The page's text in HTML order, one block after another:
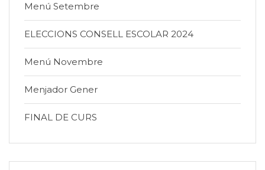
Menú Setembre
ELECCIONS CONSELL ESCOLAR 2024
Menú Novembre
Menjador Gener
FINAL DE CURS